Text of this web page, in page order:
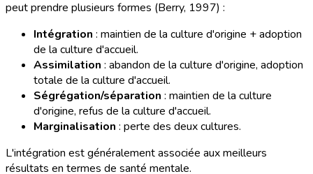
peut prendre plusieurs formes (Berry, 1997) :
Intégration : maintien de la culture d'origine + adoption
de la culture d'accueil.
Assimilation : abandon de la culture d'origine, adoption
totale de la culture d'accueil.
Ségrégation/séparation : maintien de la culture
d'origine, refus de la culture d'accueil.
Marginalisation : perte des deux cultures.
L'intégration est généralement associée aux meilleurs
résultats en termes de santé mentale.